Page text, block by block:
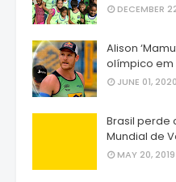
DECEMBER
Alison
olímpico em
JUNE 01, 2020
Brasil perde
Mundial de
MAY 20, 2019